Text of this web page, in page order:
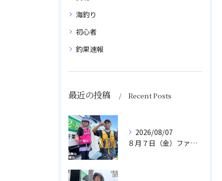
海釣り
初心者
釣果速報
最近の投稿 Recent Posts
2026/08/07
８月７日（金）ファミリフィッシング